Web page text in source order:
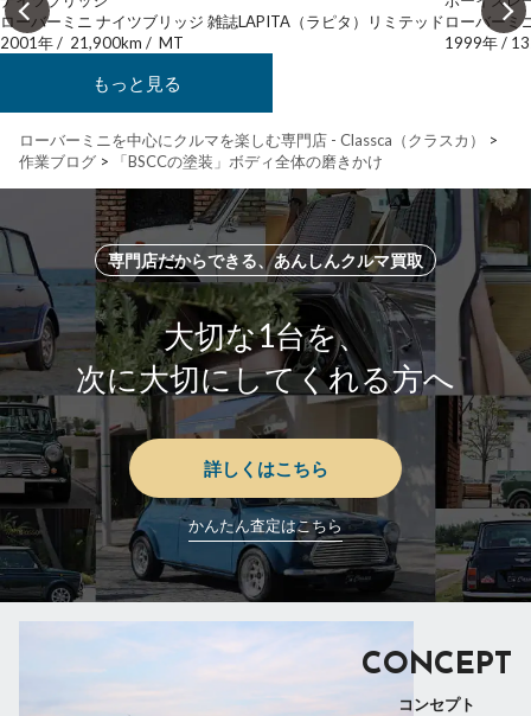
ローバーミニ ナイツブリッジ 雑誌LAPITA（ラピタ）リミテッド
2001年/ 21,900km / MT
ローバーミ
1999年/
もっと見る
ローバーミニを中心にクルマを楽しむ専門店 - Classca（クラスカ）
>
作業ブログ > 「BSCCの塗装」ボディ全体の磨きかけ
専門店だからできる、あんしんクルマ買取
大切な1台を、
次に大切にしてくれる方へ
詳しくはこちら
かんたん査定はこちら
CONCEPT
コンセプト